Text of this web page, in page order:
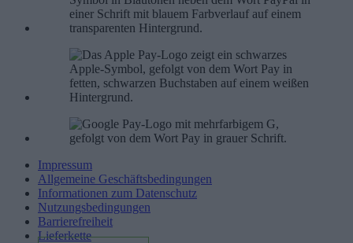
Impressum
Allgemeine Geschäftsbedingungen
Informationen zum Datenschutz
Nutzungsbedingungen
Barrierefreiheit
Lieferkette